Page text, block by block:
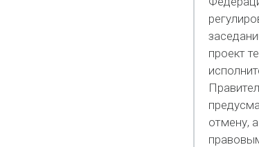
проект
отмену,